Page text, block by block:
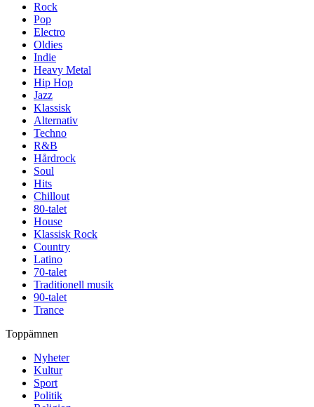
Rock
Pop
Electro
Oldies
Indie
Heavy Metal
Hip Hop
Jazz
Klassisk
Alternativ
Techno
R&B
Hårdrock
Soul
Hits
Chillout
80-talet
House
Klassisk Rock
Country
Latino
70-talet
Traditionell musik
90-talet
Trance
Toppämnen
Nyheter
Kultur
Sport
Politik